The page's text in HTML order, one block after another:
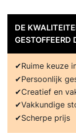
DE
GESTOFFEERD
Ruime keuze
Persoonlijk
Creatief en
Vakkundige
Scherpe prijs